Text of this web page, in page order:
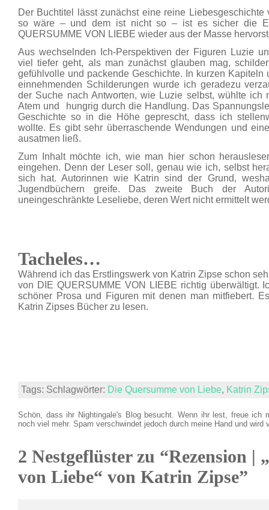
Der Buchtitel lässt zunächst eine reine
so wäre – und dem ist nicht so – ist es sicher die
QUERSUMME VON LIEBE wieder aus der Masse
Aus wechselnden Ich-Perspektiven der Figuren Luzie
viel tiefer geht, als man zunächst glauben mag,
gefühlvolle und packende Geschichte. In kurzen Kapiteln
einnehmenden Schilderungen wurde ich geradezu
der Suche nach Antworten, wie Luzie selbst, wühlte ich
Atem und hungrig durch die Handlung. Das
Geschichte so in die Höhe geprescht, dass ich
wollte. Es gibt sehr überraschende Wendungen und
ausatmen ließ.
Zum Inhalt möchte ich, wie man hier schon
eingehen. Denn der Leser soll, genau wie ich, selbst
sich hat. Autorinnen wie Katrin sind der Grund,
Jugendbüchern greife. Das zweite Buch der
uneingeschränkte Leseliebe, deren Wert nicht ermittelt
Tacheles…
Während ich das Erstlingswerk von Katrin Zipse schon
von DIE QUERSUMME VON LIEBE richtig überwältigt.
schöner Prosa und Figuren mit denen man mitfiebert.
Katrin Zipses Bücher zu lesen.
Tags: Schlagwörter: Die Quersumme von Liebe, Katrin
Schön, dass ihr Nightingale's Blog besucht. Wenn ihr lest, freue ich
noch viel mehr. Spam verschwindet jedoch durch meine Hand und wird
2 Nestgeflüster zu “Rezension |
von Liebe“ von Katrin Zipse”